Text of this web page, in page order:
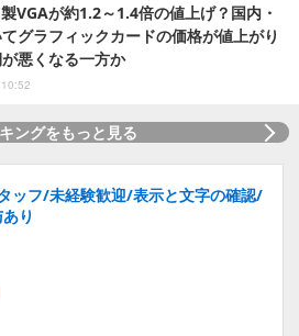
VGAが約1.2～1.4倍の値上げ？国内・
グラフィックカードの価格が値上がり
悪くなる一方か
ングをもっと見る
ッフ/未経験歓迎/表示と文字の確認/
り